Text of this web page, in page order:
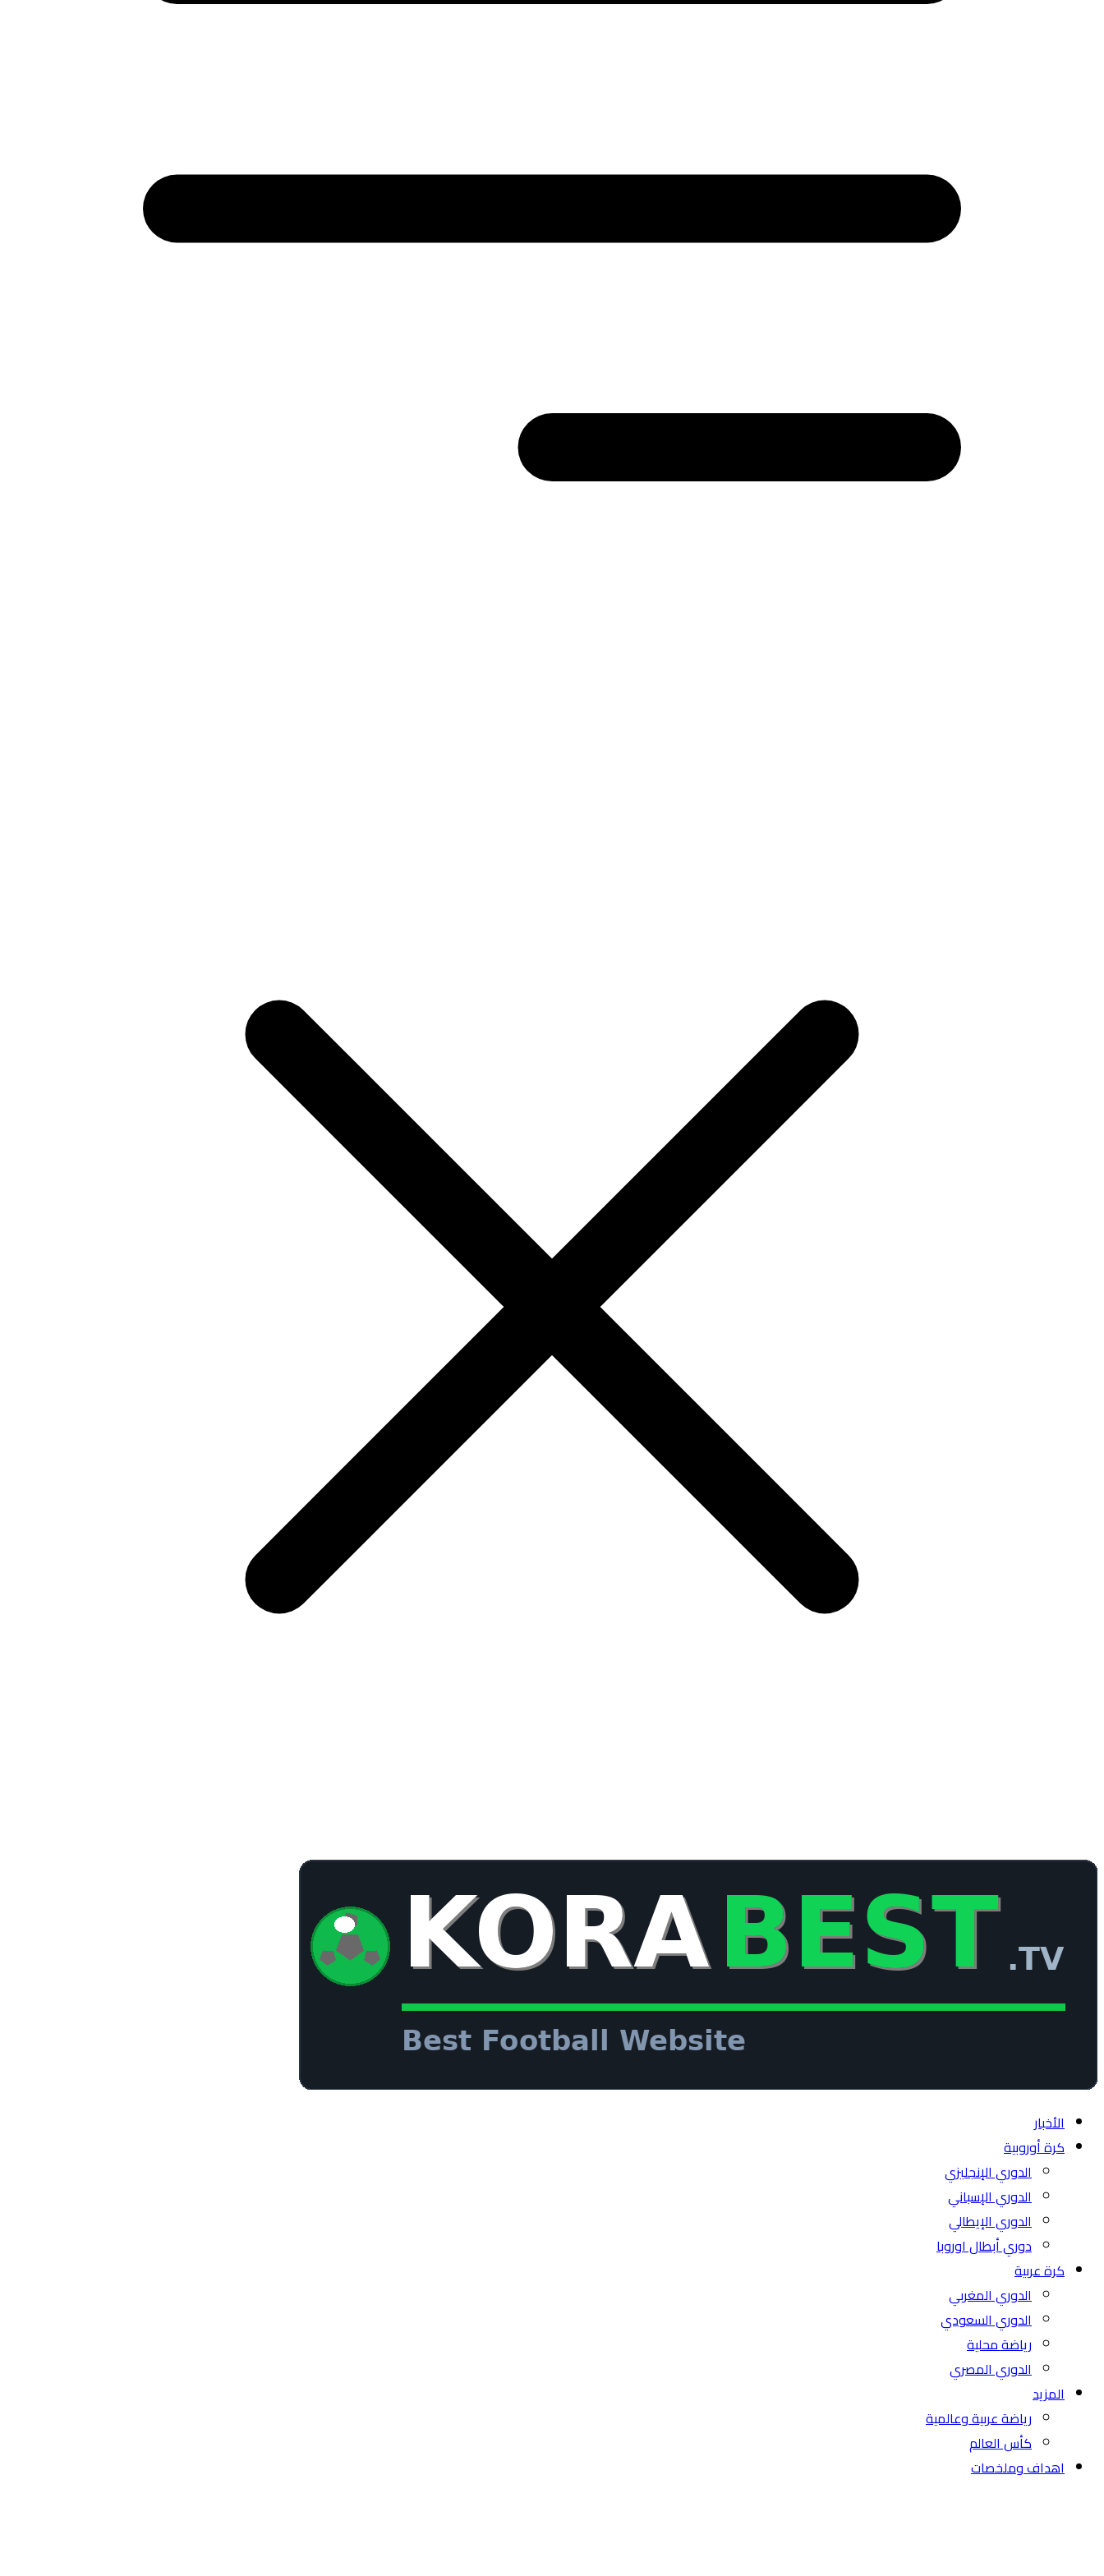
الأخبار
كرة أوروبية
الدوري الإنجليزي
الدوري الإسباني
الدوري الإيطالي
دوري أبطال اوروبا
كرة عربية
الدوري المغربي
الدوري السعودي
رياضة محلية
الدوري المصري
المزيد
رياضة عربية وعالمية
كأس العالم
اهداف وملخصات